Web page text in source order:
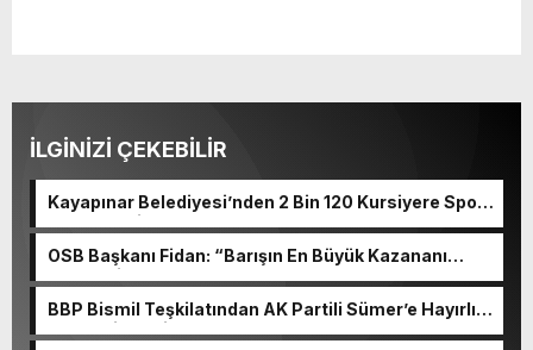
İLGİNİZİ ÇEKEBİLİR
Kayapınar Belediyesi’nden 2 Bin 120 Kursiyere Spor
Malzemesi Dağıtımı
OSB Başkanı Fidan: “Barışın En Büyük Kazananı
Ekonomi Olacak”
BBP Bismil Teşkilatından AK Partili Sümer’e Hayırlı
Olsun Ziyareti